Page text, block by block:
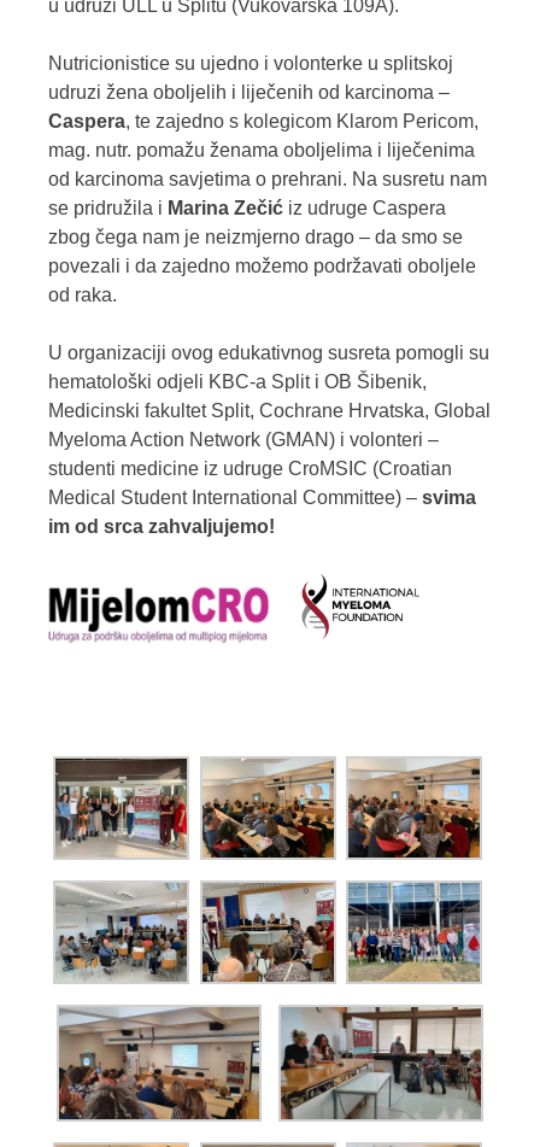
u udruzi ULL u Splitu (Vukovarska 109A).
Nutricionistice su ujedno i volonterke u splitskoj
udruzi žena oboljelih i liječenih od karcinoma –
Caspera, te zajedno s kolegicom Klarom Pericom,
mag. nutr. pomažu ženama oboljelima i liječenima
od karcinoma savjetima o prehrani. Na susretu nam
se pridružila i Marina Zečić iz udruge Caspera
zbog čega nam je neizmjerno drago – da smo se
povezali i da zajedno možemo podržavati oboljele
od raka.
U organizaciji ovog edukativnog susreta pomogli su
hematološki odjeli KBC-a Split i OB Šibenik,
Medicinski fakultet Split, Cochrane Hrvatska, Global
Myeloma Action Network (GMAN) i volonteri –
studenti medicine iz udruge CroMSIC (Croatian
Medical Student International Committee) – svima
im od srca zahvaljujemo!